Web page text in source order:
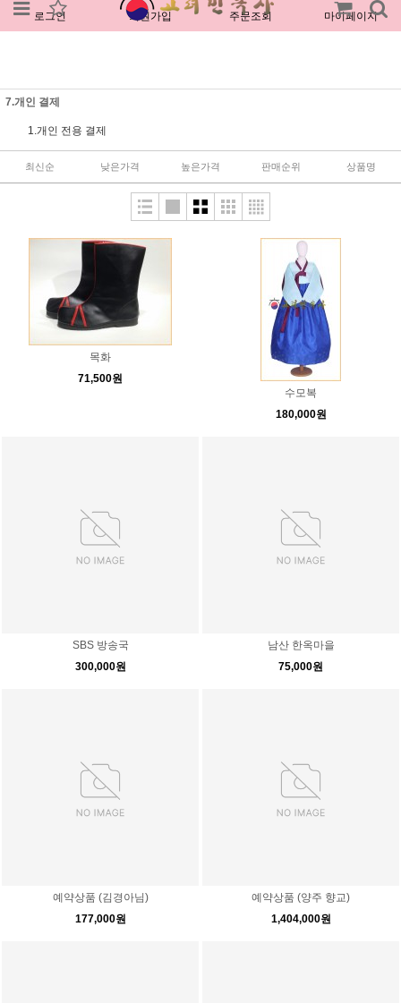
로그인 회원가입 주문조회 마이페이지
7.개인 결제
1.개인 전용 결제
최신순 낮은가격 높은가격 판매순위 상품명
목화
71,500원
수모복
180,000원
SBS 방송국
300,000원
남산 한옥마을
75,000원
예약상품 (김경아님)
177,000원
예약상품 (양주 향교)
1,404,000원